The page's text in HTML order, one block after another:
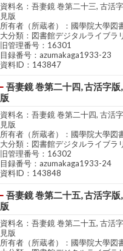
資料名：吾妻鏡 巻第二十三, 古活
見版
所有者（所蔵者）：國學院大學図
大分類：図書館デジタルライブラ
旧管理番号：16301
目録番号：azumakaga1933-23
資料ID：143847
吾妻鏡 巻第二十四, 古活字版
版
資料名：吾妻鏡 巻第二十四, 古活
見版
所有者（所蔵者）：國學院大學図
大分類：図書館デジタルライブラ
旧管理番号：16302
目録番号：azumakaga1933-24
資料ID：143848
吾妻鏡 巻第二十五, 古活字版
版
資料名：吾妻鏡 巻第二十五, 古活
見版
所有者（所蔵者）：國學院大學図